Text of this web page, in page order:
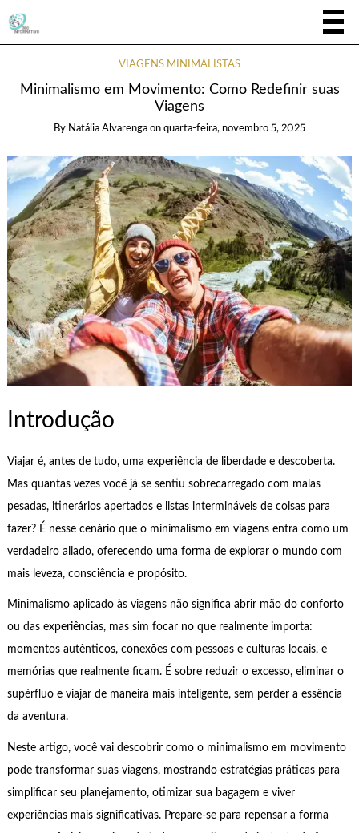
VIAGENS MINIMALISTAS
Minimalismo em Movimento: Como Redefinir suas
Viagens
By Natália Alvarenga on quarta-feira, novembro 5, 2025
Introdução
Viajar é, antes de tudo, uma experiência de liberdade e descoberta.
Mas quantas vezes você já se sentiu sobrecarregado com malas
pesadas, itinerários apertados e listas intermináveis de coisas para
fazer? É nesse cenário que o minimalismo em viagens entra como um
verdadeiro aliado, oferecendo uma forma de explorar o mundo com
mais leveza, consciência e propósito.
Minimalismo aplicado às viagens não significa abrir mão do conforto
ou das experiências, mas sim focar no que realmente importa:
momentos autênticos, conexões com pessoas e culturas locais, e
memórias que realmente ficam. É sobre reduzir o excesso, eliminar o
supérfluo e viajar de maneira mais inteligente, sem perder a essência
da aventura.
Neste artigo, você vai descobrir como o minimalismo em movimento
pode transformar suas viagens, mostrando estratégias práticas para
simplificar seu planejamento, otimizar sua bagagem e viver
experiências mais significativas. Prepare-se para repensar a forma